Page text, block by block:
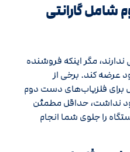
شامل گارانتی
ندارند، مگر اینکه فروشنده
عرضه کند. برخی از
برای فلزیاب‌های دست دوم
نداشت، حداقل مطمئن
را جلوی شما انجام